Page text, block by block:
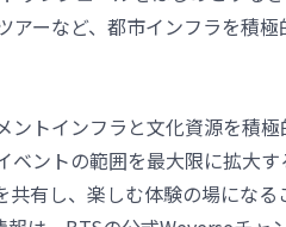
ーなど、都市インフラを積
トインフラと文化資源を積極
ントの範囲を最大限に拡大
有し、楽しむ体験の場にな